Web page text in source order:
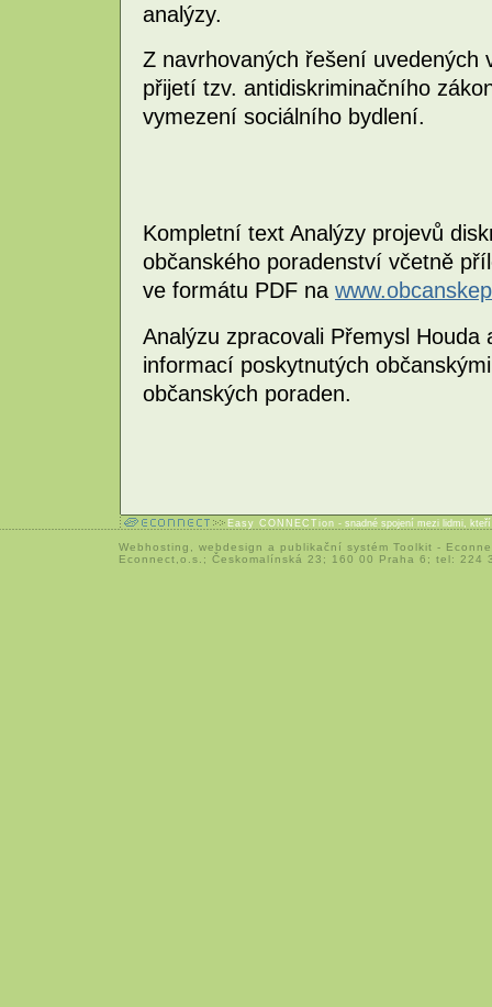
analýzy.
Z navrhovaných řešení uvedených
přijetí tzv. antidiskriminačního
vymezení sociálního bydlení.
Kompletní text Analýzy projevů
občanského poradenství včetně
ve formátu PDF na
Analýzu zpracovali Přemysl
informací poskytnutých
občanských poraden.
Easy CONNECTion - snadné spojení mezi lidmi,
Webhosting webdesign a publikační systém Toolkit -
Econnect,o.s.; Českomalínská 23; 160 00 Praha 6; tel: 224